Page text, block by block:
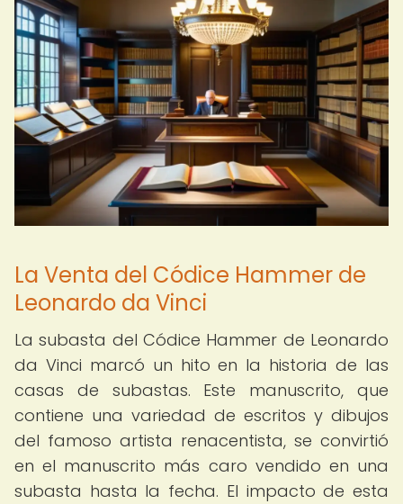
La Venta del Códice Hammer de
Leonardo da Vinci
La subasta del Códice Hammer de Leonardo
da Vinci marcó un hito en la historia de las
casas de subastas. Este manuscrito, que
contiene una variedad de escritos y dibujos
del famoso artista renacentista, se convirtió
en el manuscrito más caro vendido en una
subasta hasta la fecha. El impacto de esta